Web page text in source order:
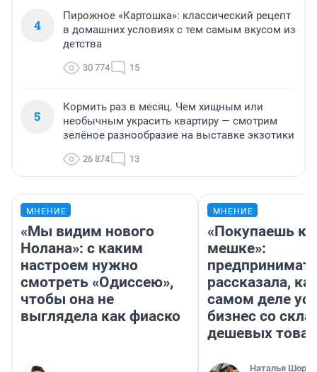
4
Пирожное «Картошка»: классический рецепт
в домашних условиях с тем самым вкусом из
детства
30 774 15
5
Кормить раз в месяц. Чем хищным или
необычным украсить квартиру — смотрим
зелёное разнообразие на выставке экзотики
26 874 13
МНЕНИЕ
«Мы видим нового
Нолана»: с каким
настроем нужно
смотреть «Одиссею»,
чтобы она не
выглядела как фиаско
МНЕНИЕ
«Покупаешь
мешке»:
рассказала,
самом деле
бизнес со
дешевых
Наталья